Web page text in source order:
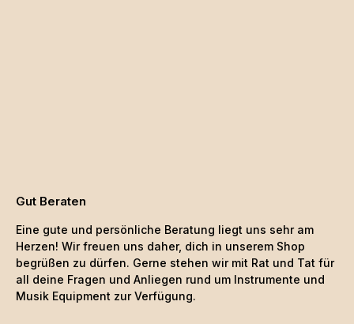
Gut Beraten
Eine gute und persönliche Beratung liegt uns sehr am
Herzen! Wir freuen uns daher, dich in unserem Shop
begrüßen zu dürfen. Gerne stehen wir mit Rat und Tat für
all deine Fragen und Anliegen rund um Instrumente und
Musik Equipment zur Verfügung.